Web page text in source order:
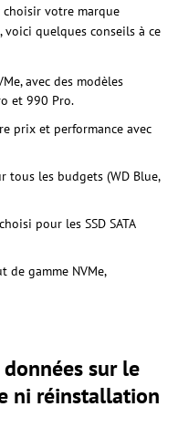
choisir votre marque
voici quelques conseils à ce
avec des modèles
et 990 Pro.
prix et performance avec
tous les budgets (WD Blue,
pour les SSD SATA
de gamme NVMe,
sur le
ni réinstallation